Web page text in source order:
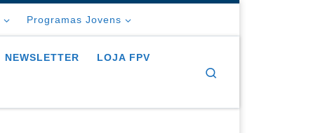
Programas Jovens
NEWSLETTER LOJA FPV